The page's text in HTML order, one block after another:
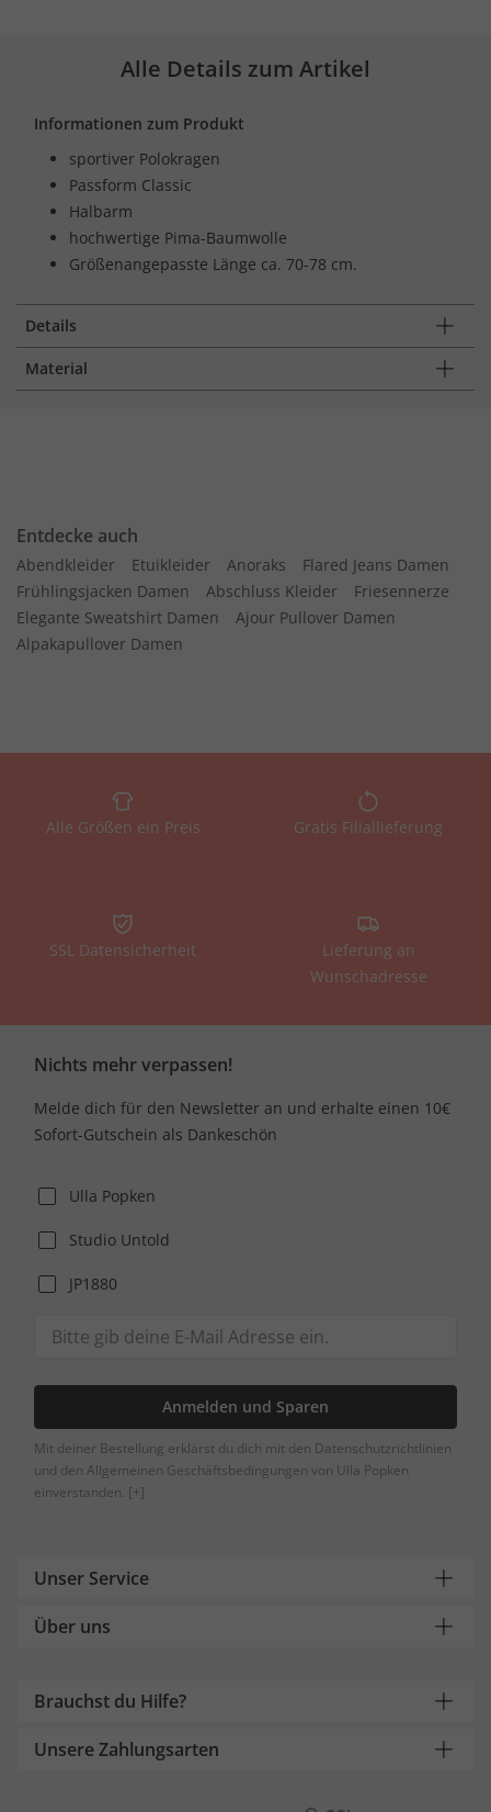
Alle Details zum Artikel
Informationen zum Produkt
sportiver Polokragen
Passform Classic
Halbarm
hochwertige Pima-Baumwolle
Größenangepasste Länge ca. 70-78 cm.
Details
Material
Entdecke auch
Abendkleider Etuikleider Anoraks
Flared Jeans Damen
Frühlingsjacken Damen
Abschluss Kleider
Friesennerze
Elegante Sweatshirt Damen
Ajour Pullover Damen
Alpakapullover Damen
Alle Größen ein Preis Gratis Filiallieferung
SSL Datensicherheit
Lieferung an
Wunschadresse
Nichts mehr verpassen!
Melde dich für den Newsletter an und erhalte einen 10€
Sofort-Gutschein als Dankeschön
Ulla Popken
Studio Untold
JP1880
Anmelden und Sparen
Mit deiner Bestellung erklärst du dich mit den Datenschutzrichtlinien
und den Allgemeinen Geschäftsbedingungen von Ulla Popken
einverstanden. [+]
Unser Service
Über uns
Brauchst du Hilfe?
Unsere Zahlungsarten